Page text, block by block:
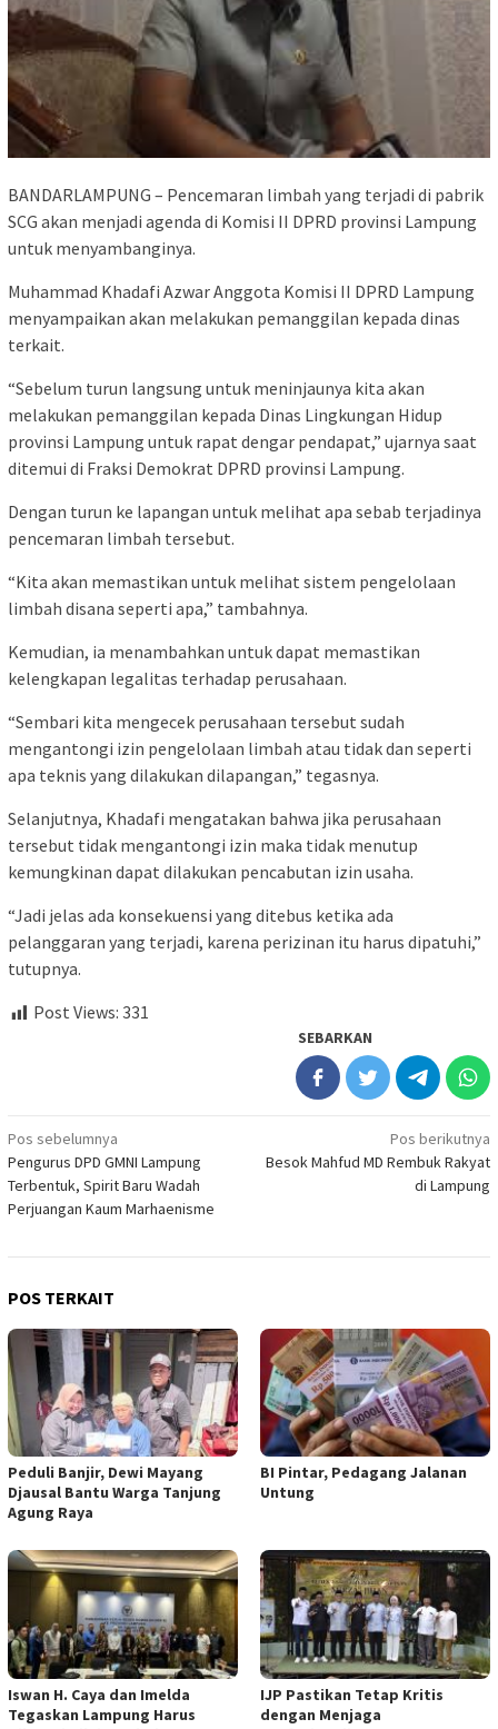
BANDARLAMPUNG – Pencemaran limbah yang terjadi di pabrik
SCG akan menjadi agenda di Komisi II DPRD provinsi Lampung
untuk menyambanginya.
Muhammad Khadafi Azwar Anggota Komisi II DPRD Lampung
menyampaikan akan melakukan pemanggilan kepada dinas
terkait.
“Sebelum turun langsung untuk meninjaunya kita akan
melakukan pemanggilan kepada Dinas Lingkungan Hidup
provinsi Lampung untuk rapat dengar pendapat,” ujarnya saat
ditemui di Fraksi Demokrat DPRD provinsi Lampung.
Dengan turun ke lapangan untuk melihat apa sebab terjadinya
pencemaran limbah tersebut.
“Kita akan memastikan untuk melihat sistem pengelolaan
limbah disana seperti apa,” tambahnya.
Kemudian, ia menambahkan untuk dapat memastikan
kelengkapan legalitas terhadap perusahaan.
“Sembari kita mengecek perusahaan tersebut sudah
mengantongi izin pengelolaan limbah atau tidak dan seperti
apa teknis yang dilakukan dilapangan,” tegasnya.
Selanjutnya, Khadafi mengatakan bahwa jika perusahaan
tersebut tidak mengantongi izin maka tidak menutup
kemungkinan dapat dilakukan pencabutan izin usaha.
“Jadi jelas ada konsekuensi yang ditebus ketika ada
pelanggaran yang terjadi, karena perizinan itu harus dipatuhi,”
tutupnya.
Post Views: 331
SEBARKAN
Navigasi
pos
Pos sebelumnya
Pengurus DPD GMNI Lampung
Terbentuk, Spirit Baru Wadah
Perjuangan Kaum Marhaenisme
Pos berikutnya
Besok Mahfud MD Rembuk Rakyat
di Lampung
POS TERKAIT
Peduli Banjir, Dewi Mayang
Djausal Bantu Warga Tanjung
Agung Raya
BI Pintar, Pedagang Jalanan
Untung
Iswan H. Caya dan Imelda
Tegaskan Lampung Harus
IJP Pastikan Tetap Kritis
dengan Menjaga